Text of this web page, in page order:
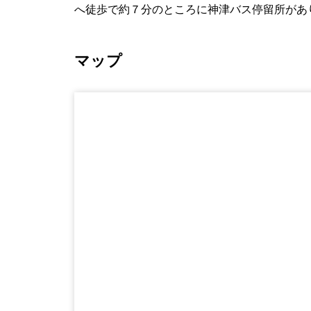
へ徒歩で約７分のところに神津バス停留所があ
マップ